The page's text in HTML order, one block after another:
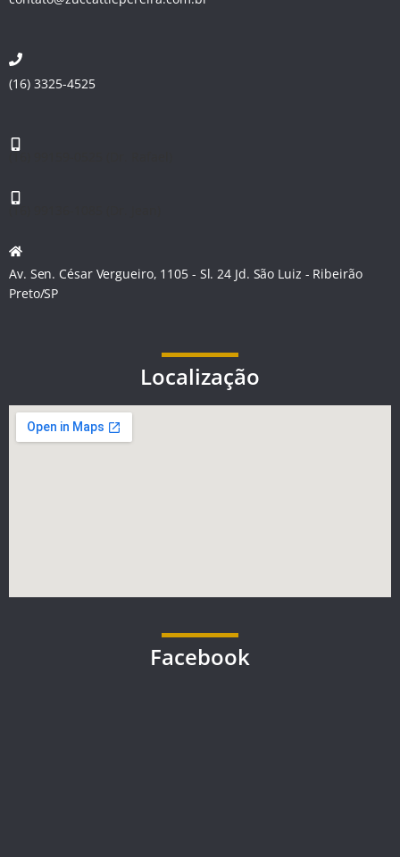
(16) 3325-4525
(16) 99159-0525 (Dr. Rafael)
(16) 99136-1085 (Dr. Jean)
Av. Sen. César Vergueiro, 1105 - Sl. 24 Jd. São Luiz - Ribeirão
Preto/SP
Localização
Facebook